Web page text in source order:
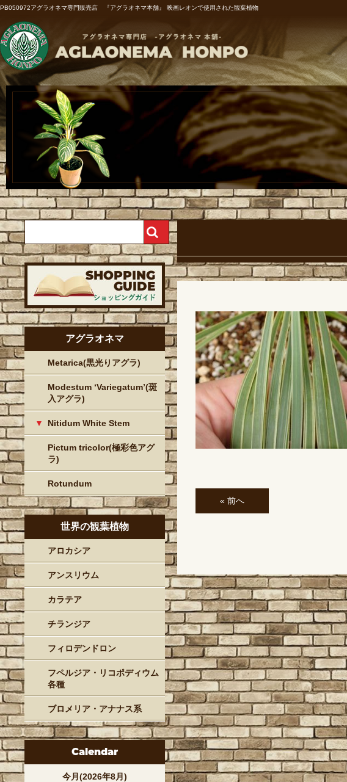
PB050972アグラオネマ専門販売店 『アグラオネマ本舗』 映画レオンで使用された観葉植物
« 前へ
アグラオネマ
Metarica(黒光りアグラ)
Modestum ‘Variegatum’(斑
入アグラ)
Nitidum White Stem
Pictum tricolor(極彩色アグ
ラ)
Rotundum
世界の観葉植物
アロカシア
アンスリウム
カラテア
チランジア
フィロデンドロン
フペルジア・リコポディウム
各種
ブロメリア・アナナス系
Calendar
今月(2026年8月)